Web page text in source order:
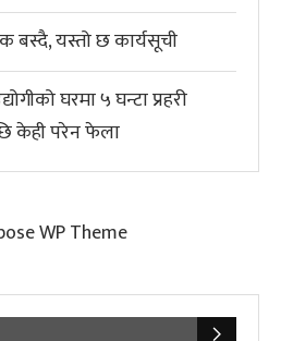
बस्दै, यस्तो छ कार्यसूची
घरमा ५ घन्टा प्रहरी
केही परेन फेला